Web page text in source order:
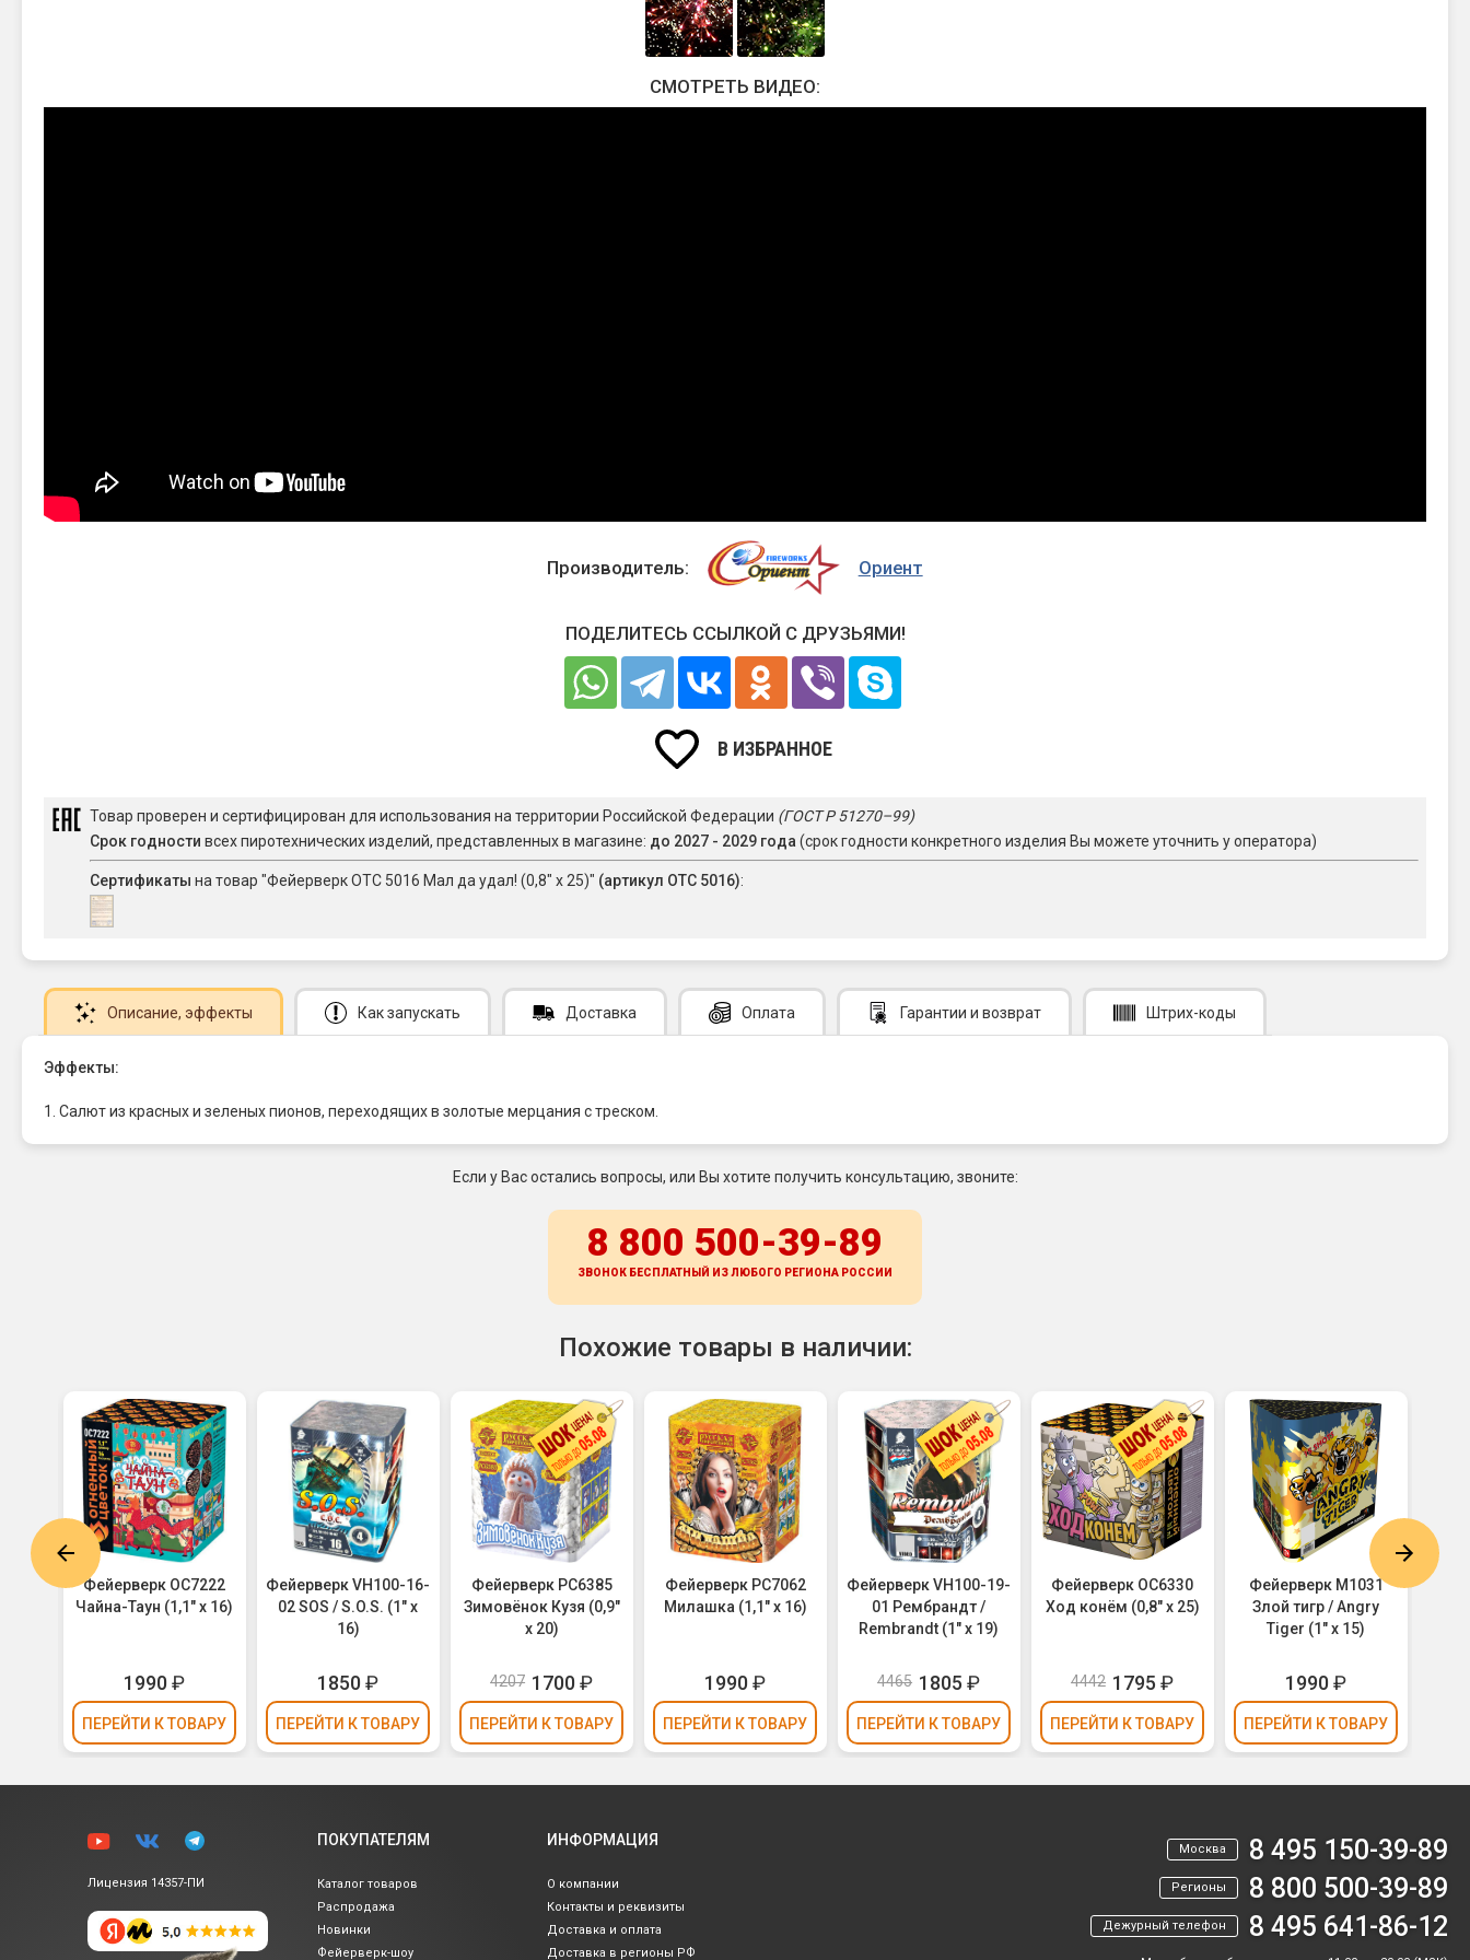
СМОТРЕТЬ ВИДЕО:
Производитель: Ориент
ПОДЕЛИТЕСЬ ССЫЛКОЙ С ДРУЗЬЯМИ!
В ИЗБРАННОЕ
Товар проверен и сертифицирован для использования на территории Российской Федерации (ГОСТ Р 51270–99)
Срок годности всех пиротехнических изделий, представленных в магазине: до 2027 - 2029 года (срок годности конкретного изделия Вы можете уточнить у оператора)
Сертификаты на товар "Фейерверк ОТС 5016 Мал да удал! (0,8" х 25)" (артикул ОТС 5016):
Описание, эффекты Как запускать Доставка Оплата Гарантии и возврат Штрих-коды
Эффекты:
1. Салют из красных и зеленых пионов, переходящих в золотые мерцания с треском.
Если у Вас остались вопросы, или Вы хотите получить консультацию, звоните:
8 800 500-39-89
ЗВОНОК БЕСПЛАТНЫЙ ИЗ ЛЮБОГО РЕГИОНА РОССИИ
Похожие товары в наличии:
Фейерверк ОС7222
Чайна-Таун (1,1" х 16)
1990₽
ПЕРЕЙТИ К ТОВАРУ
Фейерверк VH100-16-
02 SOS / S.O.S. (1" х
16)
1850₽
ПЕРЕЙТИ К ТОВАРУ
Фейерверк РС6385
Зимовёнок Кузя (0,9"
х 20)
4207 1700₽
ПЕРЕЙТИ К ТОВАРУ
Фейерверк РС7062
Милашка (1,1" х 16)
1990₽
ПЕРЕЙТИ К ТОВАРУ
Фейерверк VH100-19-
01 Рембрандт /
Rembrandt (1" х 19)
4465 1805 ₽
ПЕРЕЙТИ К ТОВАРУ
Фейерверк ОС6330
Ход конём (0,8" х 25)
4442 1795 ₽
ПЕРЕЙТИ К ТОВАРУ
Фейерверк M1031
Злой тигр / Angry
Tiger (1" х 15)
1990₽
ПЕРЕЙТИ К ТОВАРУ
Лицензия 14357-ПИ
ПОКУПАТЕЛЯМ
Каталог товаров
Распродажа
Новинки
Фейерверк-шоу
ИНФОРМАЦИЯ
О компании
Контакты и реквизиты
Доставка и оплата
Доставка в регионы РФ
Москва 8 495 150-39-89
Регионы 8 800 500-39-89
Дежурный телефон 8 495 641-86-12